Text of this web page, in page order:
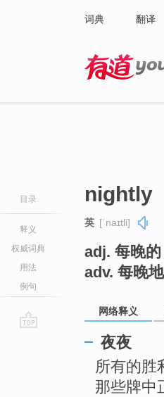
词典 翻译
目录
释义
权威词典
用法
例句
nightly
英 [ˈnaɪtli]
adj. 每晚
adv. 每晚地
网络释义
夜夜
所有的胜
那些牌中